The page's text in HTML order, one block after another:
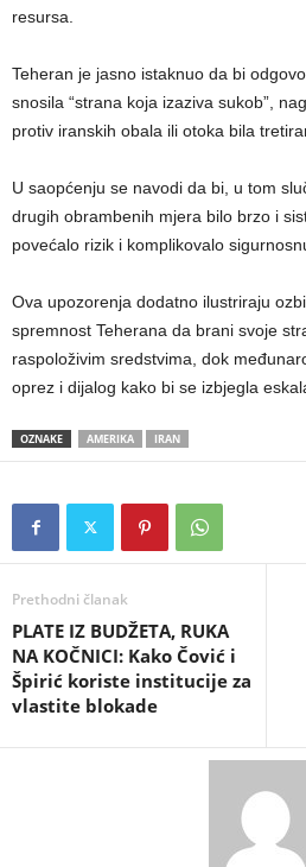
resursa.
Teheran je jasno istaknuo da bi
snosila “strana koja izaziva sukob”,
protiv iranskih obala ili otoka bila
U saopćenju se navodi da bi, u tom
drugih obrambenih mjera bilo brzo i
povećalo rizik i komplikovalo
Ova upozorenja dodatno ilustriraju
spremnost Teherana da brani svoje
raspoloživim sredstvima, dok
oprez i dijalog kako bi se izbjegla
OZNAKE AMERIKA IRAN
Prethodni članak
PLATE IZ BUDŽETA, RUKA
NA KOČNICI: Kako Čović i
Špirić koriste institucije za
vlastite blokade